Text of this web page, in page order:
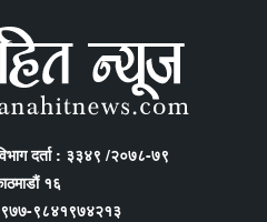
दर्ता : ३३४९ /२०७८-७९
१६
९८४१९७४२१३